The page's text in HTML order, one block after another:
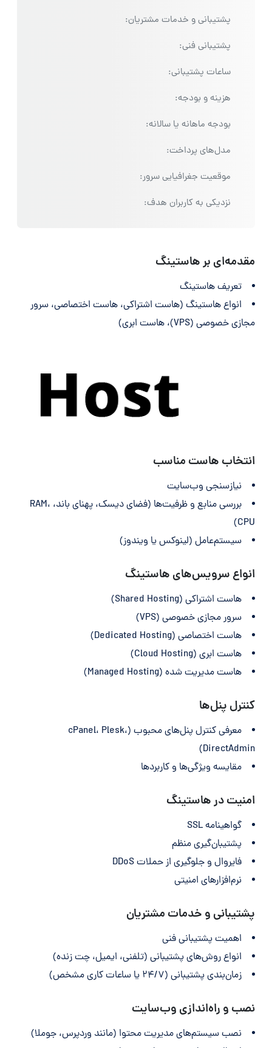
پشتیبانی و خدمات مشتریان:
پشتیبانی فنی:
ساعات پشتیبانی:
هزینه و بودجه:
بودجه ماهانه یا سالانه:
مدل‌های پرداخت:
موقعیت جغرافیایی سرور:
نزدیکی به کاربران هدف:
مقدمه‌ای بر هاستینگ
تعریف هاستینگ
انواع هاستینگ (هاست اشتراکی، هاست اختصاصی، سرور
مجازی خصوصی (VPS)، هاست ابری)
انتخاب هاست مناسب
نیازسنجی وب‌سایت
بررسی منابع و ظرفیت‌ها (فضای دیسک، پهنای باند، RAM،
CPU)
سیستم‌عامل (لینوکس یا ویندوز)
انواع سرویس‌های هاستینگ
هاست اشتراکی (Shared Hosting)
سرور مجازی خصوصی (VPS)
هاست اختصاصی (Dedicated Hosting)
هاست ابری (Cloud Hosting)
هاست مدیریت شده (Managed Hosting)
کنترل پنل‌ها
معرفی کنترل پنل‌های محبوب (cPanel، Plesk،
DirectAdmin)
مقایسه ویژگی‌ها و کاربردها
امنیت در هاستینگ
گواهینامه SSL
پشتیبان‌گیری منظم
فایروال و جلوگیری از حملات DDoS
نرم‌افزارهای امنیتی
پشتیبانی و خدمات مشتریان
اهمیت پشتیبانی فنی
انواع روش‌های پشتیبانی (تلفنی، ایمیل، چت زنده)
زمان‌بندی پشتیبانی (۲۴/۷ یا ساعات کاری مشخص)
نصب و راه‌اندازی وب‌سایت
نصب سیستم‌های مدیریت محتوا (مانند وردپرس، جوملا)